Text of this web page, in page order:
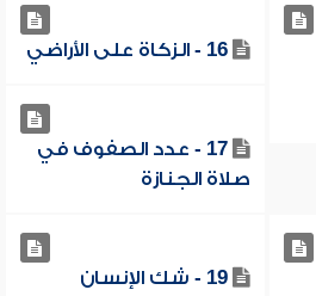
16 - الزكاة على الأراضي
17 - عدد الصفوف في
صلاة الجنازة
19 - شك الإنسان